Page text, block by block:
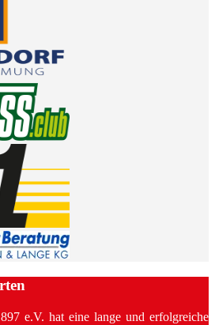
e.V. hat eine lange und erfolgreiche